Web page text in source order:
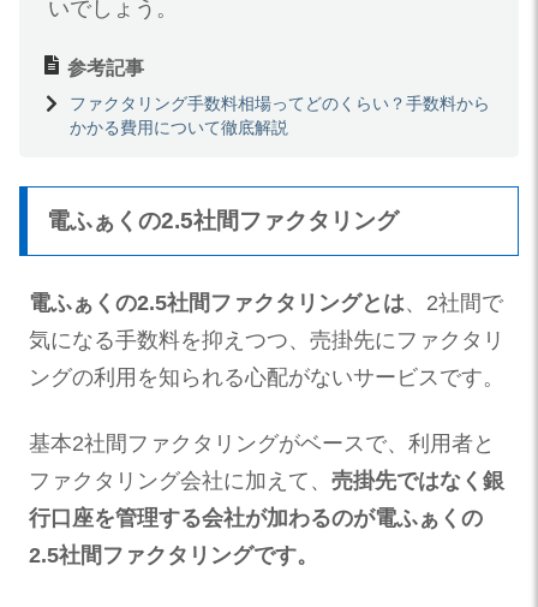
いでしょう。
参考記事
ファクタリング手数料相場ってどのくらい？手数料から
かかる費用について徹底解説
電ふぁくの2.5社間ファクタリング
電ふぁくの2.5社間ファクタリングとは、2社間で
気になる手数料を抑えつつ、売掛先にファクタリ
ングの利用を知られる心配がないサービスです。
基本2社間ファクタリングがベースで、利用者と
ファクタリング会社に加えて、 売掛先ではなく銀
行口座を管理する会社が加わるのが電ふぁくの
2.5社間ファクタリングです。